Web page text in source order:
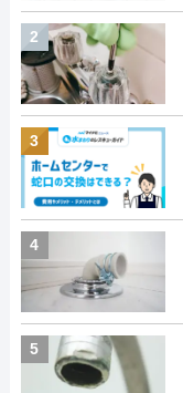
2
3
4
5